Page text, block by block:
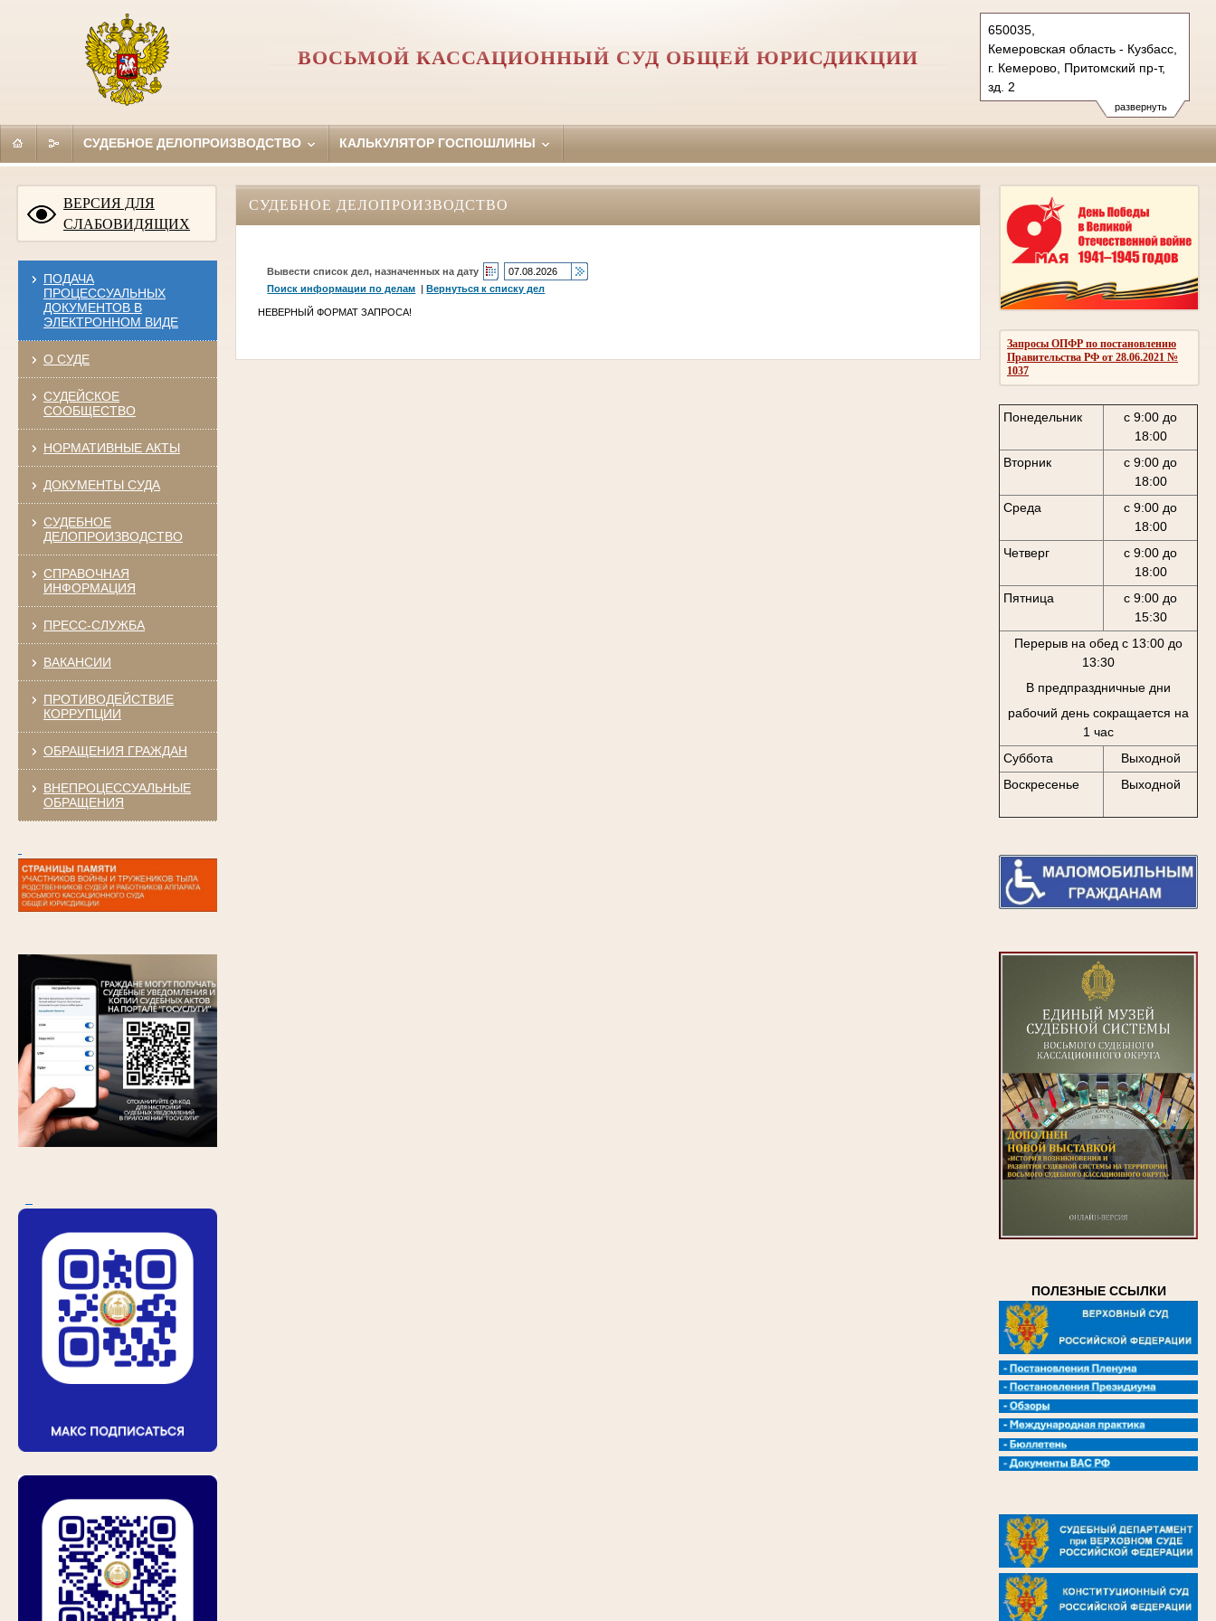
развернуть
650035,
Кемеровская область - Кузбасс,
г. Кемерово, Притомский пр-т,
зд. 2
Тел.: (3842) 71-75-00
71-76-00, 71-75-71
ВОСЬМОЙ КАССАЦИОННЫЙ СУД ОБЩЕЙ ЮРИСДИКЦИИ
СУДЕБНОЕ ДЕЛОПРОИЗВОДСТВО КАЛЬКУЛЯТОР ГОСПОШЛИНЫ
ВЕРСИЯ ДЛЯ
СЛАБОВИДЯЩИХ
ПОДАЧА
ПРОЦЕССУАЛЬНЫХ
ДОКУМЕНТОВ В
ЭЛЕКТРОННОМ ВИДЕ
О СУДЕ
СУДЕЙСКОЕ
СООБЩЕСТВО
НОРМАТИВНЫЕ АКТЫ
ДОКУМЕНТЫ СУДА
СУДЕБНОЕ
ДЕЛОПРОИЗВОДСТВО
СПРАВОЧНАЯ
ИНФОРМАЦИЯ
ПРЕСС-СЛУЖБА
ВАКАНСИИ
ПРОТИВОДЕЙСТВИЕ
КОРРУПЦИИ
ОБРАЩЕНИЯ ГРАЖДАН
ВНЕПРОЦЕССУАЛЬНЫЕ
ОБРАЩЕНИЯ
Запросы ОПФР по постановлению
Правительства РФ от 28.06.2021 №
1037
Понедельник
с 9:00 до
18:00
Вторник
с 9:00 до
18:00
Среда
с 9:00 до
18:00
Четверг
с 9:00 до
18:00
Пятница
с 9:00 до
15:30
Перерыв на обед с 13:00 до
13:30
В предпраздничные дни
рабочий день сокращается на
1 час
Суббота
Выходной
Воскресенье
Выходной
ПОЛЕЗНЫЕ ССЫЛКИ
СУДЕБНОЕ ДЕЛОПРОИЗВОДСТВО
Вывести список дел, назначенных на дату
Поиск информации по делам |Вернуться к списку дел
НЕВЕРНЫЙ ФОРМАТ ЗАПРОСА!